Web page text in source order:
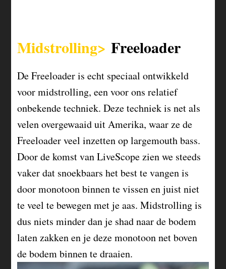
Midstrolling>Freeloader
De Freeloader is echt speciaal ontwikkeld
voor midstrolling, een voor ons relatief
onbekende techniek. Deze techniek is net als
velen overgewaaid uit Amerika, waar ze de
Freeloader veel inzetten op largemouth bass.
Door de komst van LiveScope zien we steeds
vaker dat snoekbaars het best te vangen is
door monotoon binnen te vissen en juist niet
te veel te bewegen met je aas. Midstrolling is
dus niets minder dan je shad naar de bodem
laten zakken en je deze monotoon net boven
de bodem binnen te draaien.